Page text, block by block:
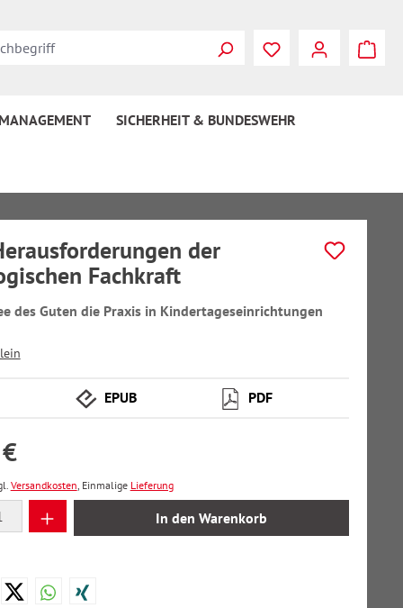
SICHERHEIT & BUNDESWEHR
der
Fachkraft
des Guten die Praxis in Kindertageseinrichtungen
EPUB PDF
Versandkosten, Einmalige Lieferung
Anzahl: Gib den gewünschten Wert ein
In den Warenkorb